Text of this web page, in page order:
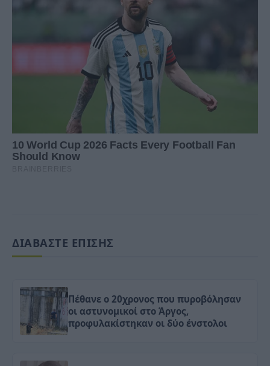
ΔΙΑΒΑΣΤΕ ΕΠΙΣΗΣ
Πέθανε ο 20χρονος που πυροβόλησαν
οι αστυνομικοί στο Άργος,
προφυλακίστηκαν οι δύο ένστολοι